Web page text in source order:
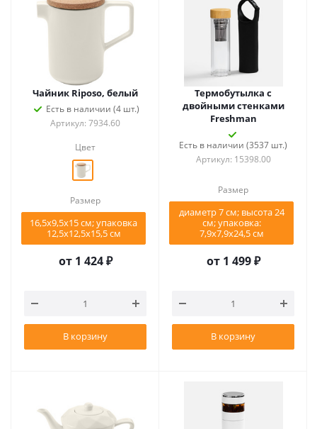
Чайник Riposo, белый
Есть в наличии (4 шт.)
Артикул: 7934.60
Цвет
Размер
16,5х9,5х15 см; упаковка
12,5х12,5х15,5 см
от 1 424 ₽
В корзину
Термобутылка с
двойными стенками
Freshman
Есть в наличии (3537 шт.)
Артикул: 15398.00
Размер
диаметр 7 см; высота 24
см; упаковка:
7,9x7,9x24,5 см
от 1 499 ₽
В корзину